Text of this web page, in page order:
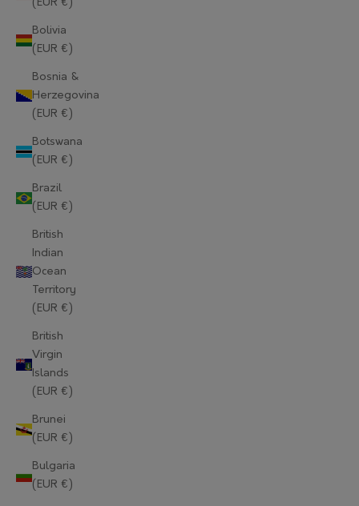
(EUR €)
Bolivia
(EUR €)
Bosnia &
Herzegovina
(EUR €)
Botswana
(EUR €)
Brazil
(EUR €)
British
Indian
Ocean
Territory
(EUR €)
British
Virgin
Islands
(EUR €)
Brunei
(EUR €)
Bulgaria
(EUR €)